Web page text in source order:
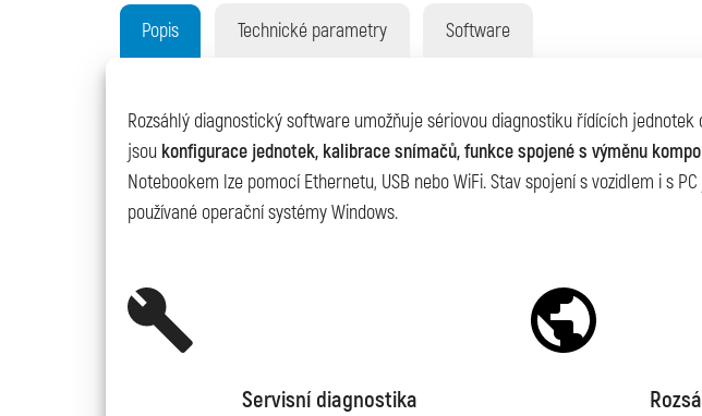
Popis Technické parametry Software
Rozsáhlý diagnostický software umožňuje sériovou diagnostiku řídících
jsou konfigurace jednotek, kalibrace snímačů, funkce spojené s výměnu
Notebookem lze pomocí Ethernetu, USB nebo WiFi. Stav spojení s vozidlem i s
používané operační systémy Windows.
Servisní diagnostika